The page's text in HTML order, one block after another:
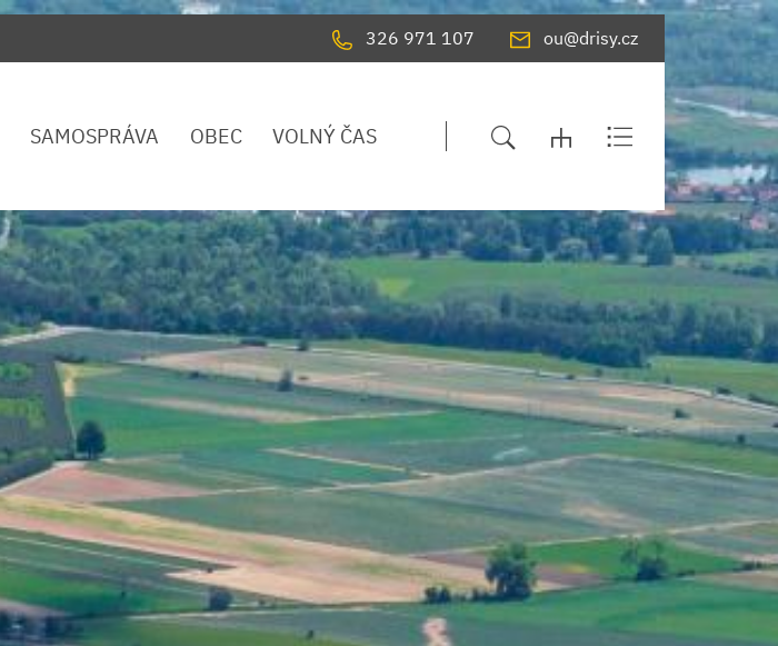
326 971 107 ou@drisy.cz
SAMOSPRÁVA OBEC VOLNÝ ČAS